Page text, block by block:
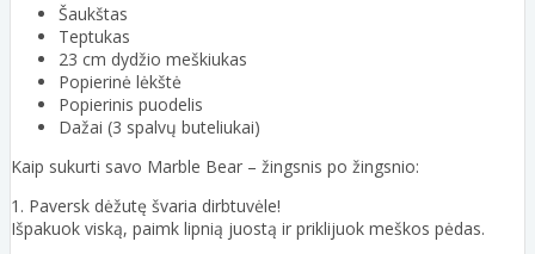
Šaukštas
Teptukas
23 cm dydžio meškiukas
Popierinė lėkštė
Popierinis puodelis
Dažai (3 spalvų buteliukai)
Kaip sukurti savo Marble Bear – žingsnis po žingsnio:
1. Paversk dėžutę švaria dirbtuvėle!
Išpakuok viską, paimk lipnią juostą ir priklijuok meškos pėdas.